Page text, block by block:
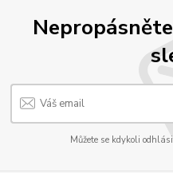
Můžete se kdykoli